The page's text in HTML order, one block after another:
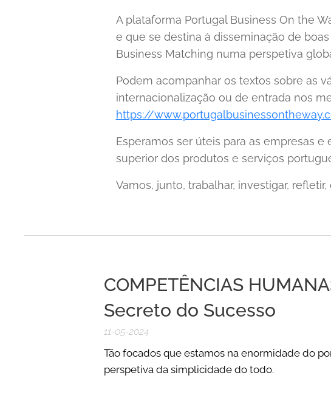
A plataforma Portugal Business On the
e que se destina à disseminação de
Business Matching numa perspetiva
Podem acompanhar os textos sobre as
internacionalização ou de entrada nos
https://
Esperamos ser úteis para as empresas
superior dos produtos e serviços
Vamos, junto, trabalhar, investigar,
COMPETÊNCIAS
Secreto do Sucesso
11-05-2024
Tão focados que estamos na enormidade do
perspetiva da simplicidade do todo.